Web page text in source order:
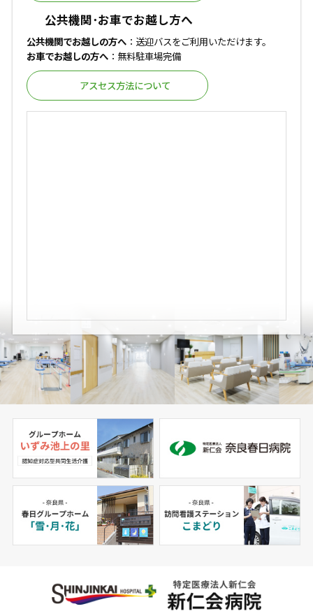
公共機関･お車でお越し方へ
公共機関でお越しの方へ：送迎バスをご利用いただけます。
お車でお越しの方へ：無料駐車場完備
アスセス方法について